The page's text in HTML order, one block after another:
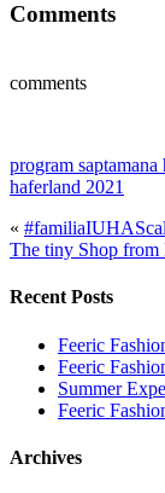
Comments
comments
program saptamana
haferland 2021
«
The tiny Shop
Recent Posts
Feeric
Feeric
Summer
Feeric
Archives